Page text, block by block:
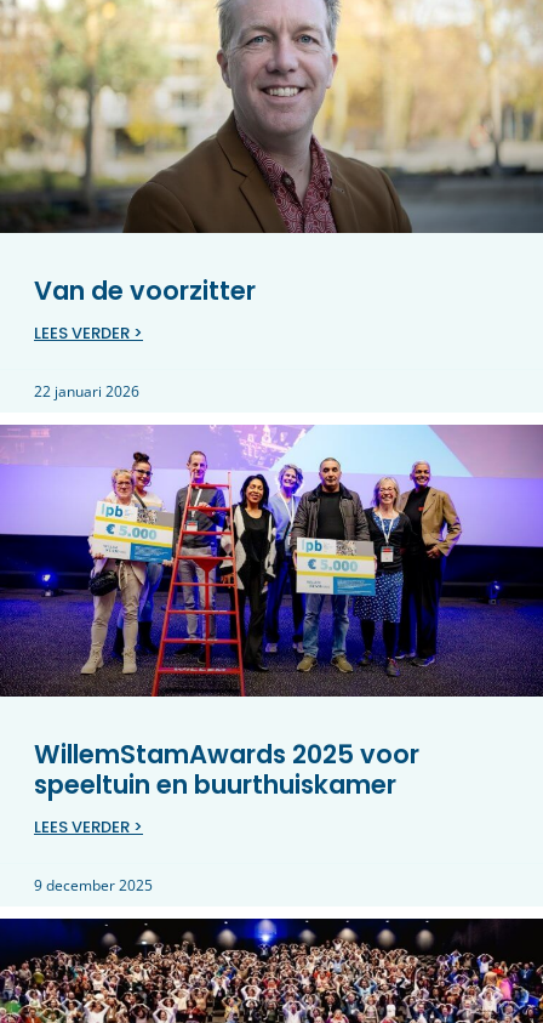
Van de voorzitter
LEES VERDER >
22 januari 2026
WillemStamAwards 2025 voor
speeltuin en buurthuiskamer
LEES VERDER >
9 december 2025